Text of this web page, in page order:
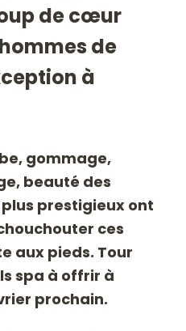
de cœur
de
à
gommage,
beauté des
prestigieux ont
ces
aux pieds. Tour
spa à offrir à
prochain.